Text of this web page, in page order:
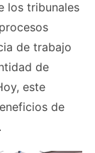
los tribunales
de trabajo
de
este
de